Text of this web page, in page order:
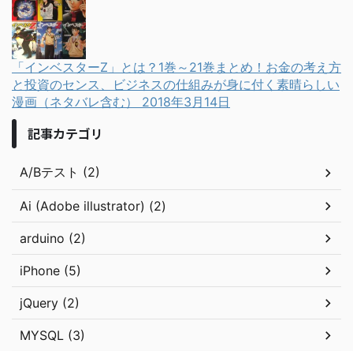
「インベスターZ」とは？1巻～21巻まとめ！お金の考え方
と投資のセンス、ビジネスの仕組みが身に付く素晴らしい
漫画（ネタバレ含む） 2018年3月14日
記事カテゴリ
A/Bテスト (2)
Ai (Adobe illustrator) (2)
arduino (2)
iPhone (5)
jQuery (2)
MYSQL (3)